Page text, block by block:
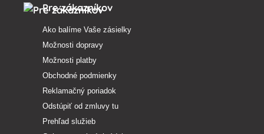
Pre zákazníkov
Ako balíme Vaše zásielky
Možnosti dopravy
Možnosti platby
Obchodné podmienky
Reklamačný poriadok
Odstúpiť od zmluvy tu
Prehľad služieb